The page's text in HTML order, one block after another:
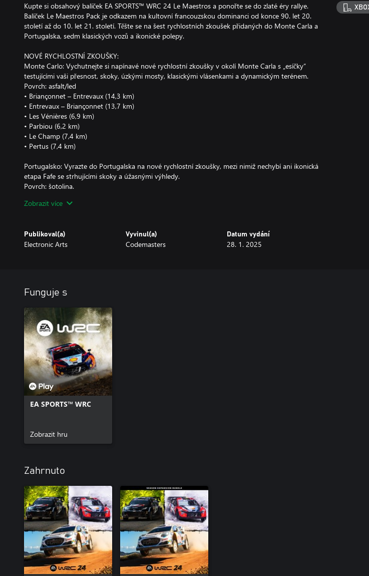
Kupte si obsahový balíček EA SPORTS™ WRC 24 Le Maestros a ponořte se do zlaté éry rallye.
Balíček Le Maestros Pack je odkazem na kultovní francouzskou dominanci od konce 90. let 20.
století až do 10. let 21. století. Těšte se na šest rychlostních zkoušek přidaných do Monte Carla a
Portugalska, sedm klasických vozů a ikonické polepy.
NOVÉ RYCHLOSTNÍ ZKOUŠKY:
Monte Carlo: Vychutnejte si napínavé nové rychlostní zkoušky v okolí Monte Carla s „esíčky“
testujícími vaši přesnost, skoky, úzkými mosty, klasickými vlásenkami a dynamickým terénem.
Povrch: asfalt/led
• Briançonnet – Entrevaux (14,3 km)
• Entrevaux – Briançonnet (13,7 km)
• Les Vénières (6,9 km)
• Parbiou (6,2 km)
• Le Champ (7,4 km)
• Pertus (7,4 km)
Portugalsko: Vyrazte do Portugalska na nové rychlostní zkoušky, mezi nimiž nechybí ani ikonická
etapa Fafe se strhujícími skoky a úžasnými výhledy.
Povrch: šotolina.
• Vila Pouca (11 km)
• Vilela (5,5 km)
• Ruivães (5,5 km)
• Citroën C2 R2 Max
• 2018 Citroën C3 WRC
• 2012 Citroën DS3 WRC
• 2013 Volkswagen Polo R WRC
• Mini Countryman Rally Edition
Tento obsahový balíček Le Maestros zavádí do hry novou třídu vozidel: WRC 2012–2016
Vyžaduje hru EA SPORTS WRC (prodává se samostatně) a všechny herní aktualizace. Omezená
podpora španělštiny.
Zobrazit více
Publikoval(a)
Electronic Arts
Vyvinul(a)
Codemasters
Datum vydání
28. 1. 2025
Funguje s
EA SPORTS™ WRC
Zobrazit hru
Zahrnuto